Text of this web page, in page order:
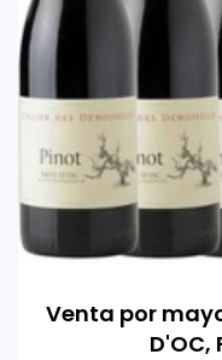
Venta por
D'OC,